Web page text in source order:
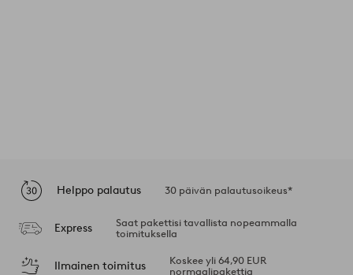
Helppo palautus 30 päivän palautusoikeus*
Express
Saat pakettisi tavallista nopeammalla
toimituksella
Ilmainen toimitus
Koskee yli 64,90 EUR
normaalipakettia